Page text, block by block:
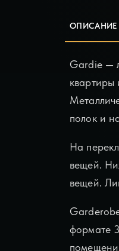
ОПИСАНИЕ
Gardie —
квартиры
полок и
На
вещей.
вещей.
формате